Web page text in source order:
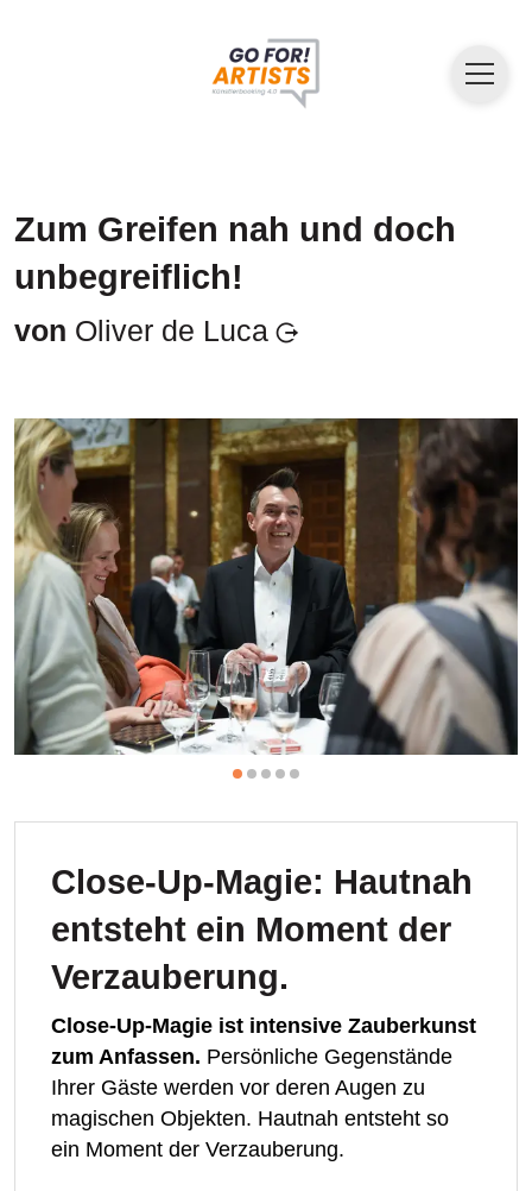
Zum Greifen nah und doch
unbegreiflich!
von Oliver de Luca
Close-Up-Magie: Hautnah
entsteht ein Moment der
Verzauberung.
Close-Up-Magie ist intensive Zauberkunst
zum Anfassen. Persönliche Gegenstände
Ihrer Gäste werden vor deren Augen zu
magischen Objekten. Hautnah entsteht so
ein Moment der Verzauberung.